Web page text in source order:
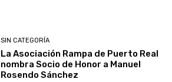
SIN CATEGORÍA
La Asociación Rampa de Puerto Real
nombra Socio de Honor a Manuel
Rosendo Sánchez